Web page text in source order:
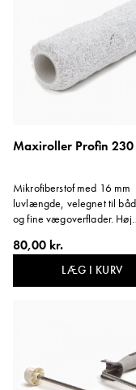
Maxiroller Profin 230
Mikrofiberstof med 16 mm
luvlængde, velegnet til
og fine vægoverflader. Høj
Efterlader en glat
Bredde: 230 mm.
80,00 kr.
LÆG I KURV